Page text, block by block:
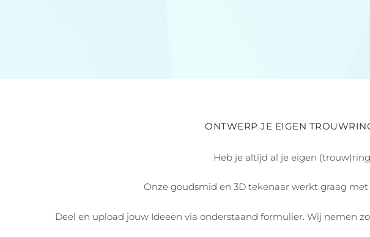
ONTWERP JE EIGEN
Heb je altijd al je eigen
Onze goudsmid en 3D tekenaar werkt graag
Deel en upload jouw Ideeën via onderstaand formulier. Wij nemen